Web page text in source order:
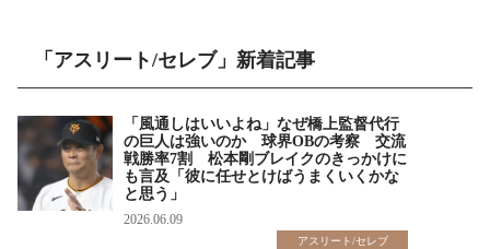
「アスリート/セレブ」新着記事
「風通しはいいよね」なぜ橋上監督代行
の巨人は強いのか 球界OBの考察 交流
戦勝率7割 松本剛ブレイクのきっかけに
も言及「彼に任せとけばうまくいくかな
と思う」
2026.06.09
アスリート/セレブ